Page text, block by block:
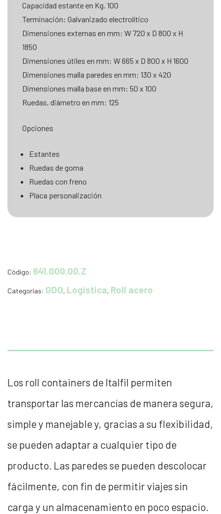
Capacidad estante en Kg. 100
Terminación: Galvanizado electrolítico
Dimensiones externas en mm: W 720 x D 800 x H
1850
Dimensiones útiles en mm: W 665 x D 800 x H 1600
Dimensiones malla paredes en mm: 130 x 420
Dimensiones malla base en mm: 50 x 100
Ruedas, diámetro en mm: 125
Opciones
Estantes
Ruedas de goma
Ruedas con freno
Placa personalización
Código: 641.000.00.Z
Categorías: GDO, Logística, Roll acero
Los roll containers de Italfil permiten
transportar las mercancías de manera segura,
simple y manejable y, gracias a su flexibilidad,
se pueden adaptar a cualquier tipo de
producto. Las paredes se pueden descolocar
fácilmente, con fin de permitir viajes sin
carga y un almacenamiento en poco espacio.